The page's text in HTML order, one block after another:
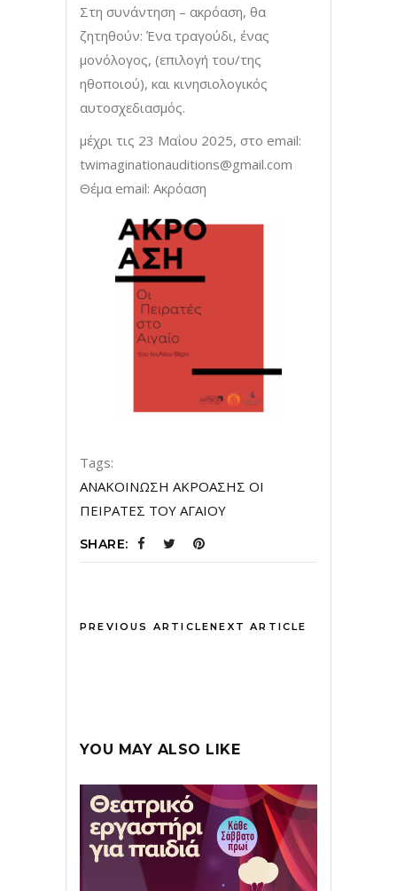
Στη συνάντηση – ακρόαση, θα
ζητηθούν: Ένα τραγούδι, ένας
μονόλογος, (επιλογή του/της
ηθοποιού), και κινησιολογικός
αυτοσχεδιασμός.
μέχρι τις 23 Μαΐου 2025, στο email:
twimaginationauditions@gmail.com
Θέμα email: Ακρόαση
Tags:
ΑΝΑΚΟΙΝΩΣΗ ΑΚΡΟΑΣΗΣ ΟΙ
ΠΕΙΡΑΤΕΣ ΤΟΥ ΑΓΑΙΟΥ
SHARE:
PREVIOUS ARTICLENEXT ARTICLE
YOU MAY ALSO LIKE